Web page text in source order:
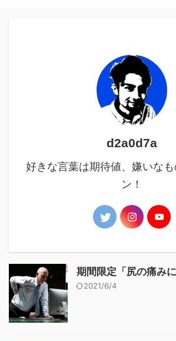
d2a0d7a
好きな言葉は期待値、嫌いな
ン！
期間限定「尻の痛み
2021/6/4